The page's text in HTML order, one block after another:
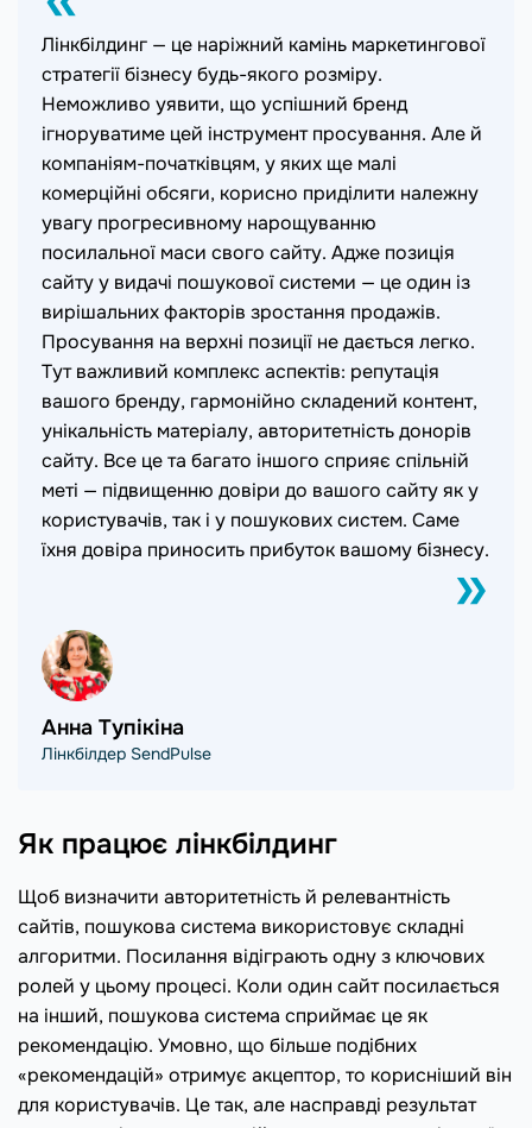
Лінкбілдинг — це наріжний камінь маркетингової
стратегії бізнесу будь-якого розміру.
Неможливо уявити, що успішний бренд
ігноруватиме цей інструмент просування. Але й
компаніям-початківцям, у яких ще малі
комерційні обсяги, корисно приділити належну
увагу прогресивному нарощуванню
посилальної маси свого сайту. Адже позиція
сайту у видачі пошукової системи — це один із
вирішальних факторів зростання продажів.
Просування на верхні позиції не дається легко.
Тут важливий комплекс аспектів: репутація
вашого бренду, гармонійно складений контент,
унікальність матеріалу, авторитетність донорів
сайту. Все це та багато іншого сприяє спільній
меті — підвищенню довіри до вашого сайту як у
користувачів, так і у пошукових систем. Саме
їхня довіра приносить прибуток вашому бізнесу.
Анна Тупікіна
Лінкбілдер SendPulse
Як працює лінкбілдинг
Щоб визначити авторитетність й релевантність
сайтів, пошукова система використовує складні
алгоритми. Посилання відіграють одну з ключових
ролей у цьому процесі. Коли один сайт посилається
на інший, пошукова система сприймає це як
рекомендацію. Умовно, що більше подібних
«рекомендацій» отримує акцептор, то корисніший він
для користувачів. Це так, але насправді результат